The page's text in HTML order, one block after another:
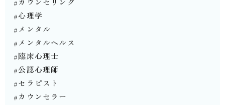
#カウンセリング
#心理学
#メンタル
#メンタルヘルス
#臨床心理士
#公認心理師
#セラピスト
#カウンセラー